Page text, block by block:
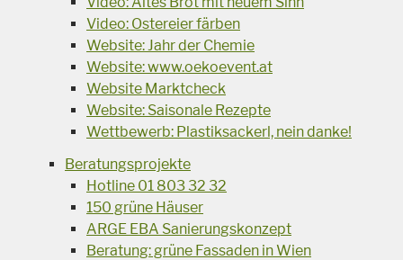
Video: Ostereier färben
Website: Jahr der Chemie
Website: www.oekoevent.at
Website Marktcheck
Website: Saisonale Rezepte
Wettbewerb: Plastiksackerl, nein danke!
Beratungsprojekte
Hotline 01 803 32 32
150 grüne Häuser
ARGE EBA Sanierungskonzept
Beratung: grüne Fassaden in Wien